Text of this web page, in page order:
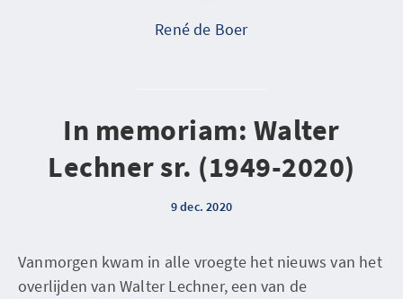
René de Boer
In memoriam: Walter
Lechner sr. (1949-2020)
9 dec. 2020
Vanmorgen kwam in alle vroegte het nieuws van het
overlijden van Walter Lechner, een van de